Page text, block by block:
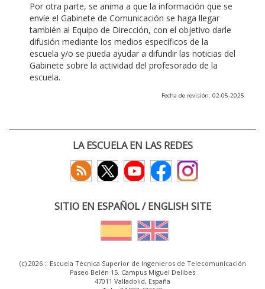
Por otra parte, se anima a que la información que se
envíe el Gabinete de Comunicación se haga llegar
también al Equipo de Dirección, con el objetivo darle
difusión mediante los medios específicos de la
escuela y/o se pueda ayudar a difundir las noticias del
Gabinete sobre la actividad del profesorado de la
escuela.
Fecha de revisión: 02-05-2025
LA ESCUELA EN LAS REDES
SITIO EN ESPAÑOL / ENGLISH SITE
(c) 2026 :: Escuela Técnica Superior de Ingenieros de Telecomunicación
Paseo Belén 15. Campus Miguel Delibes
47011 Valladolid, España